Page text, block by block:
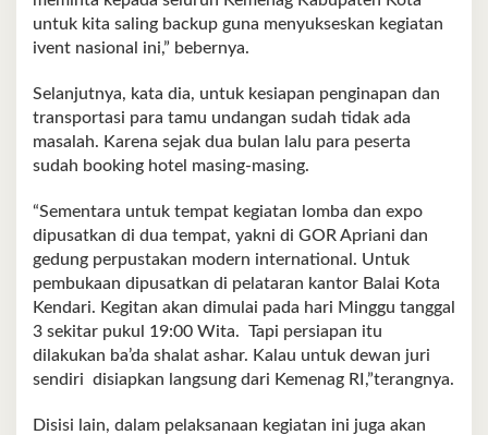
untuk kita saling backup guna menyukseskan kegiatan
ivent nasional ini,” bebernya.
Selanjutnya, kata dia, untuk kesiapan penginapan dan
transportasi para tamu undangan sudah tidak ada
masalah. Karena sejak dua bulan lalu para peserta
sudah booking hotel masing-masing.
“Sementara untuk tempat kegiatan lomba dan expo
dipusatkan di dua tempat, yakni di GOR Apriani dan
gedung perpustakan modern international. Untuk
pembukaan dipusatkan di pelataran kantor Balai Kota
Kendari. Kegitan akan dimulai pada hari Minggu tanggal
3 sekitar pukul 19:00 Wita. Tapi persiapan itu
dilakukan ba’da shalat ashar. Kalau untuk dewan juri
sendiri disiapkan langsung dari Kemenag RI,”terangnya.
Disisi lain, dalam pelaksanaan kegiatan ini juga akan